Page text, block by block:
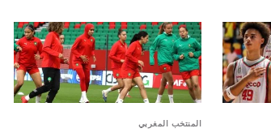
المنتخب المغربي